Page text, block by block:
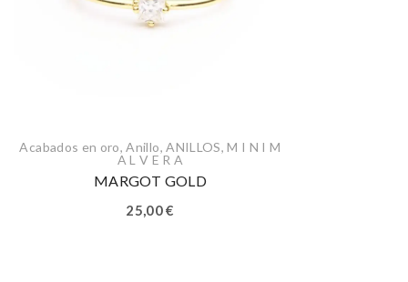
Acabados en oro,Anillo,ANILLOS,M I N I M
A L V E R A
MARGOT GOLD
25,00€